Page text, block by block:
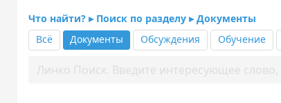
Что найти? ▸ Поиск по разделу ▸ Документы
Всё
Документы Обсуждения Обучение